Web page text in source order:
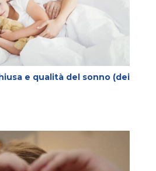
e qualità del sonno (dei